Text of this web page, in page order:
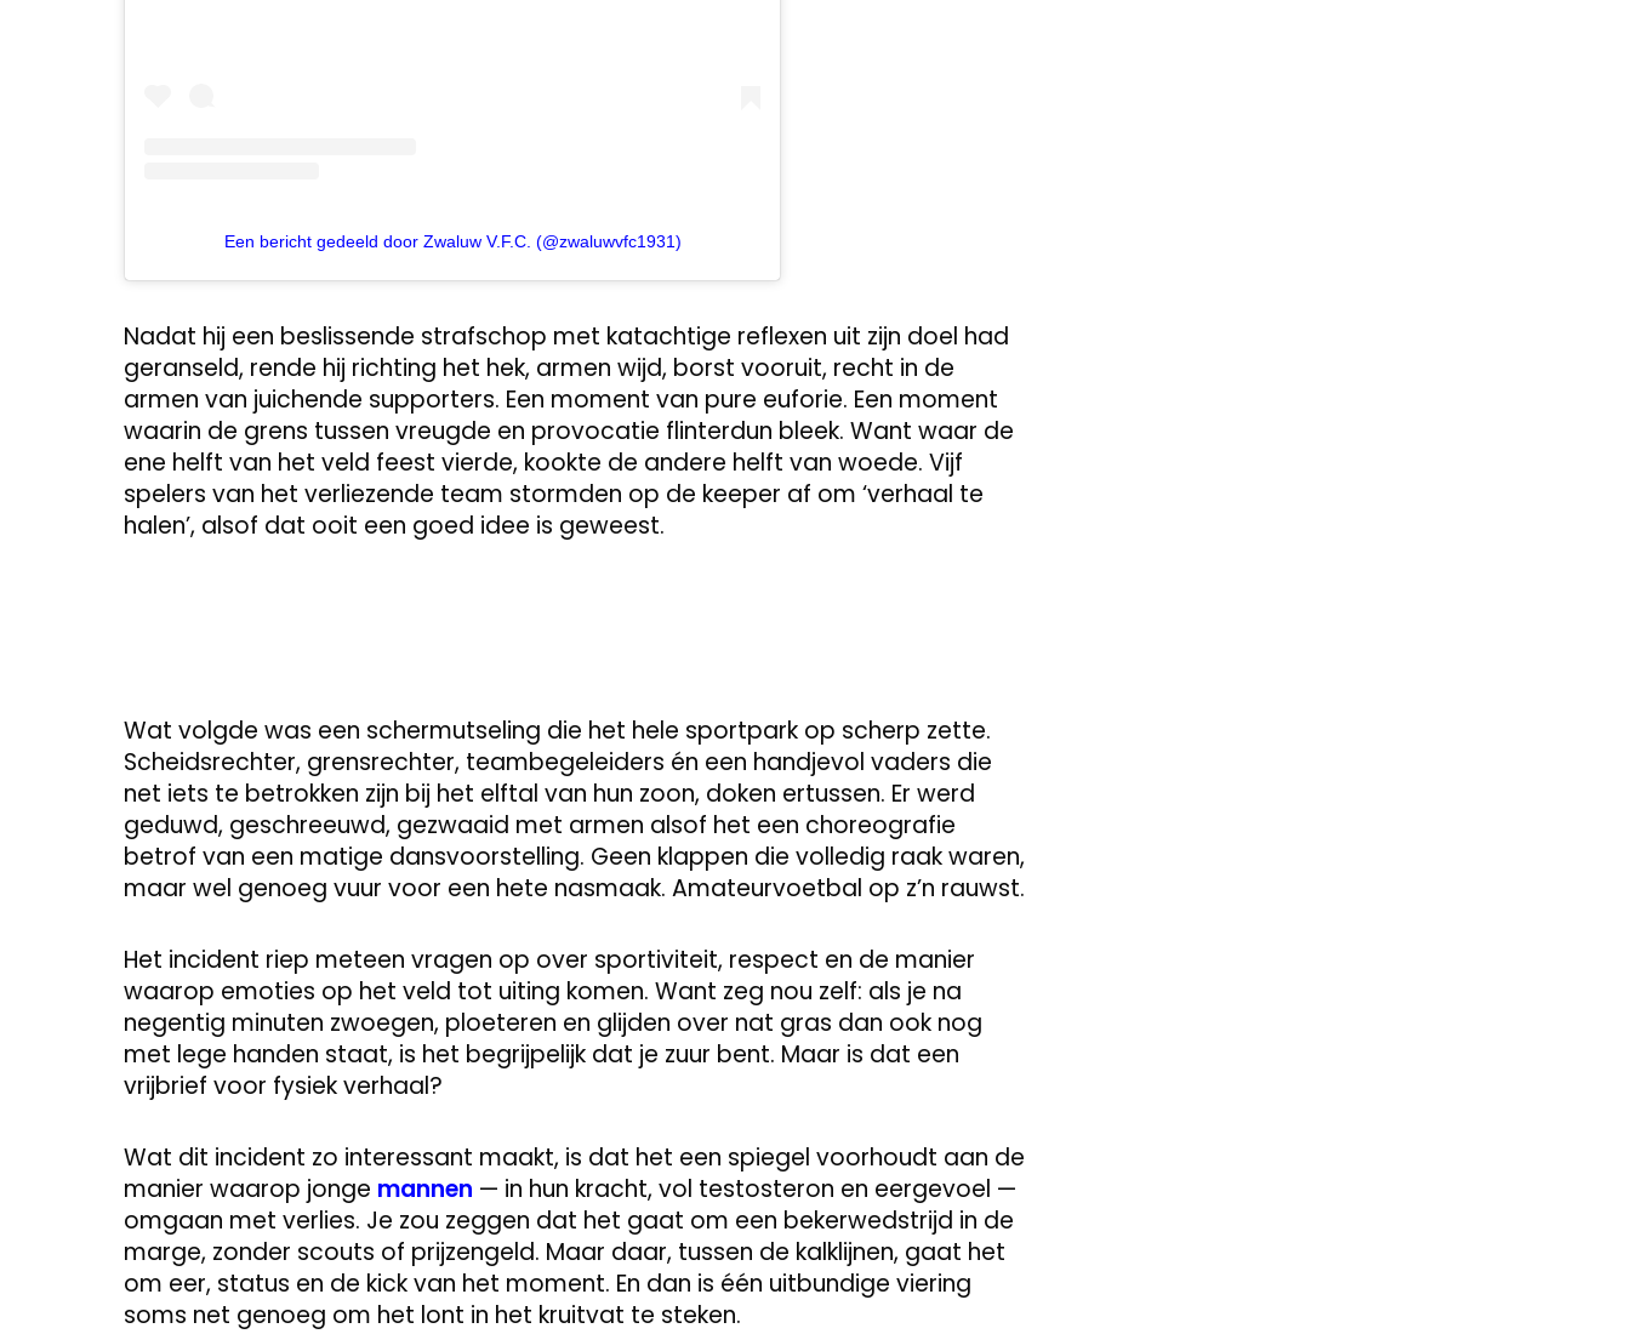
Een bericht gedeeld door Zwaluw V.F.C. (@zwaluwvfc1931)
Nadat hij een beslissende strafschop met katachtige reflexen uit zijn doel had
geranseld, rende hij richting het hek, armen wijd, borst vooruit, recht in de
armen van juichende supporters. Een moment van pure euforie. Een moment
waarin de grens tussen vreugde en provocatie flinterdun bleek. Want waar de
ene helft van het veld feest vierde, kookte de andere helft van woede. Vijf
spelers van het verliezende team stormden op de keeper af om ‘verhaal te
halen’, alsof dat ooit een goed idee is geweest.
Wat volgde was een schermutseling die het hele sportpark op scherp zette.
Scheidsrechter, grensrechter, teambegeleiders én een handjevol vaders die
net iets te betrokken zijn bij het elftal van hun zoon, doken ertussen. Er werd
geduwd, geschreeuwd, gezwaaid met armen alsof het een choreografie
betrof van een matige dansvoorstelling. Geen klappen die volledig raak waren,
maar wel genoeg vuur voor een hete nasmaak. Amateurvoetbal op z’n rauwst.
Het incident riep meteen vragen op over sportiviteit, respect en de manier
waarop emoties op het veld tot uiting komen. Want zeg nou zelf: als je na
negentig minuten zwoegen, ploeteren en glijden over nat gras dan ook nog
met lege handen staat, is het begrijpelijk dat je zuur bent. Maar is dat een
vrijbrief voor fysiek verhaal?
Wat dit incident zo interessant maakt, is dat het een spiegel voorhoudt aan de
manier waarop jonge mannen — in hun kracht, vol testosteron en eergevoel —
omgaan met verlies. Je zou zeggen dat het gaat om een bekerwedstrijd in de
marge, zonder scouts of prijzengeld. Maar daar, tussen de kalklijnen, gaat het
om eer, status en de kick van het moment. En dan is één uitbundige viering
soms net genoeg om het lont in het kruitvat te steken.